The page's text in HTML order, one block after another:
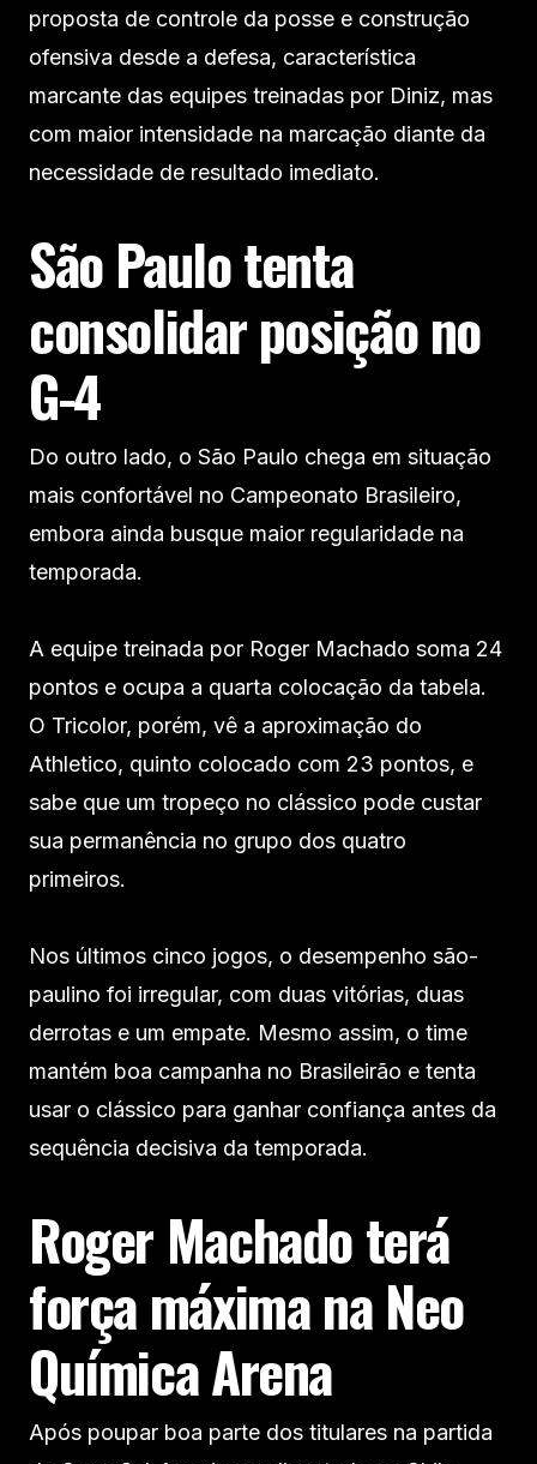
proposta de controle da posse e construção
ofensiva desde a defesa, característica
marcante das equipes treinadas por Diniz, mas
com maior intensidade na marcação diante da
necessidade de resultado imediato.
São Paulo tenta
consolidar posição no
G-4
Do outro lado, o São Paulo chega em situação
mais confortável no Campeonato Brasileiro,
embora ainda busque maior regularidade na
temporada.
A equipe treinada por Roger Machado soma 24
pontos e ocupa a quarta colocação da tabela.
O Tricolor, porém, vê a aproximação do
Athletico, quinto colocado com 23 pontos, e
sabe que um tropeço no clássico pode custar
sua permanência no grupo dos quatro
primeiros.
Nos últimos cinco jogos, o desempenho são-
paulino foi irregular, com duas vitórias, duas
derrotas e um empate. Mesmo assim, o time
mantém boa campanha no Brasileirão e tenta
usar o clássico para ganhar confiança antes da
sequência decisiva da temporada.
Roger Machado terá
força máxima na Neo
Química Arena
Após poupar boa parte dos titulares na partida